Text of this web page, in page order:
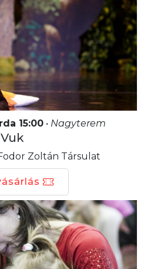
15:00• Nagyterem
Vuk
Zoltán Társulat